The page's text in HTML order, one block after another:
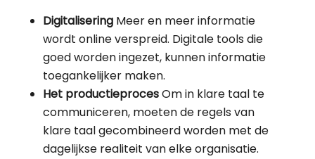
Digitalisering Meer en meer informatie
wordt online verspreid. Digitale tools die
goed worden ingezet, kunnen informatie
toegankelijker maken.
Het productieprocesOm in klare taal te
communiceren, moeten de regels van
klare taal gecombineerd worden met de
dagelijkse realiteit van elke organisatie.